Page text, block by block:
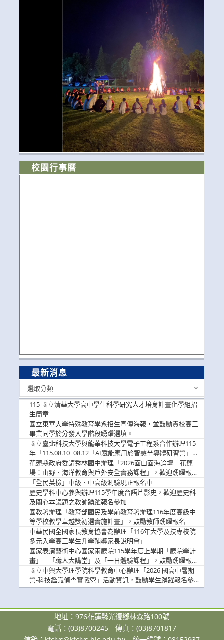
校園行事曆
最新消息
選取分類
115 國立清華大學高中學生科學研究人才培育計畫化學組招
生簡章
國立東華大學特殊教育學系招生宣傳海報，並鼓勵貴校高三
畢業同學於分發入學階段踴躍選填。
國立臺北科技大學與龍華科技大學電子工程系合作辦理115
年「115.08.10~08.12「AI賦能應用於智慧半導體研習營」，
歡迎學生踴躍報名參加
花蓮縣政府委請秀林國中辦理「2026面山面海論壇－花蓮
場：山野、海洋教育與戶外安全實務課程」，歡迎踴躍報名
參加
「全民英檢」中級、中高級測驗現正報名中
歷史學科中心參與辦理115學年度台語片影史，歡迎歷史科
及關心本議題之教師踴躍報名參加
國教署辦理「教育部國民及學前教育署辦理116年度高級中
等學校教學卓越獎初選實施計畫」，鼓勵教師踴躍報名
中華民國全國家長教育協會為辦理「116年大學及技專校院
多元入學高三學生升學輔導家長說明會」
國家表演藝術中心國家兩廳院115學年度上學期「廳院學計
畫」—「職人大講堂」及「一日體驗課程」，鼓勵踴躍報名
參與。
國立中興大學理學院科學教育中心辦理「2026 國高中暑期
營-科技鑑識偵查實戰營」活動資訊，鼓勵學生踴躍報名參
加。
地址：976花蓮縣光復鄉林森路100號
電話：(03)8700245
傳真：(03)8701817